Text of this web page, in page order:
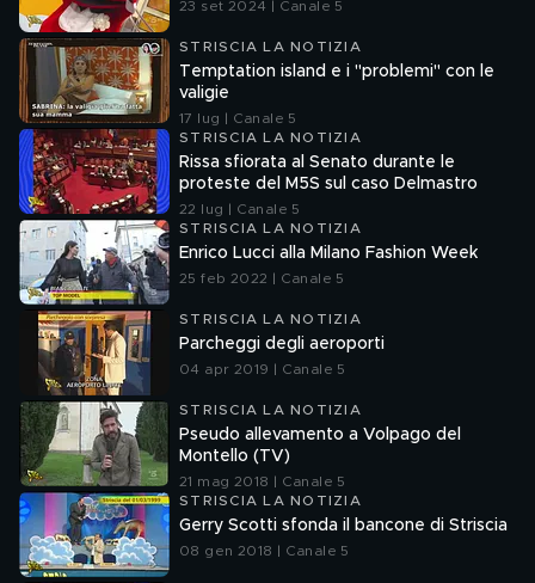
23 set 2024 | Canale 5
STRISCIA LA NOTIZIA
Temptation island e i "problemi" con le
valigie
17 lug | Canale 5
STRISCIA LA NOTIZIA
Rissa sfiorata al Senato durante le
proteste del M5S sul caso Delmastro
22 lug | Canale 5
STRISCIA LA NOTIZIA
Enrico Lucci alla Milano Fashion Week
25 feb 2022 | Canale 5
STRISCIA LA NOTIZIA
Parcheggi degli aeroporti
04 apr 2019 | Canale 5
STRISCIA LA NOTIZIA
Pseudo allevamento a Volpago del
Montello (TV)
21 mag 2018 | Canale 5
STRISCIA LA NOTIZIA
Gerry Scotti sfonda il bancone di Striscia
08 gen 2018 | Canale 5